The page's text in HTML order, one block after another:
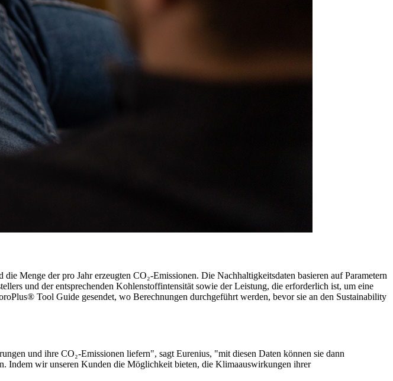
Menge der pro Jahr erzeugten CO₂-Emissionen. Die Nachhaltigkeitsdaten basieren auf Parametern
und der entsprechenden Kohlenstoffintensität sowie der Leistung, die erforderlich ist, um eine
Tool Guide gesendet, wo Berechnungen durchgeführt werden, bevor sie an den Sustainability
und ihre CO₂-Emissionen liefern", sagt Eurenius, "mit diesen Daten können sie dann
Indem wir unseren Kunden die Möglichkeit bieten, die Klimaauswirkungen ihrer